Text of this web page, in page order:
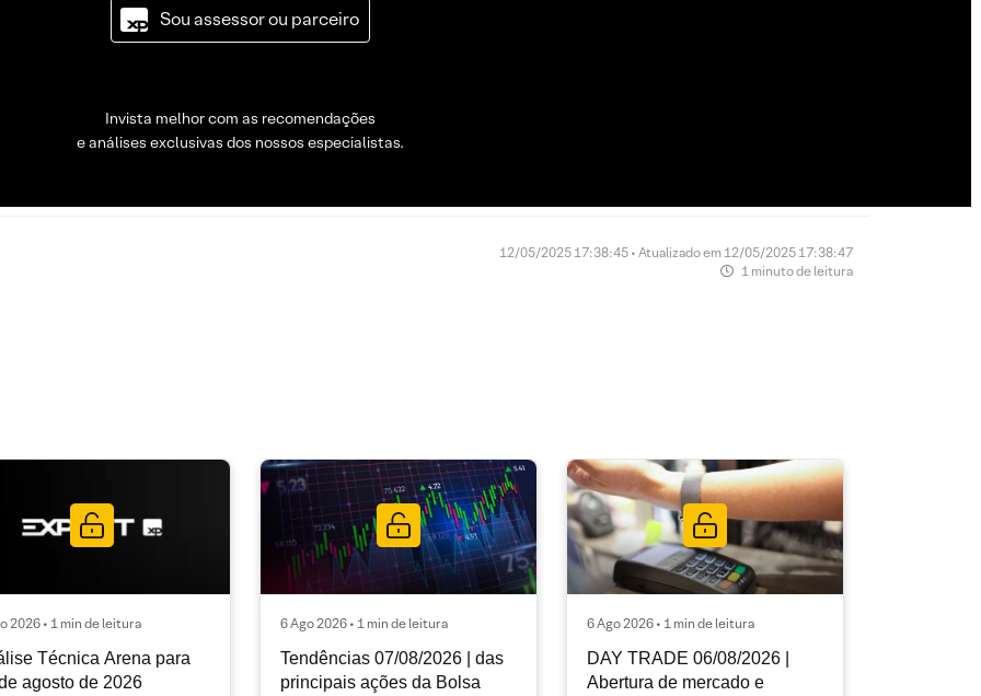
Sou assessor ou parceiro
Invista melhor com as recomendações
e análises exclusivas dos nossos especialistas.
12/05/2025 17:38:45 • Atualizado em 12/05/2025 17:38:47
1 minuto de leitura
2026 • 1 min de leitura
Técnica Arena para
agosto de 2026
6 Ago 2026 • 1 min de leitura
Tendências 07/08/2026 | das
principais ações da Bolsa
6 Ago 2026 • 1 min de leitura
DAY TRADE 06/08/2026 |
Abertura de mercado e